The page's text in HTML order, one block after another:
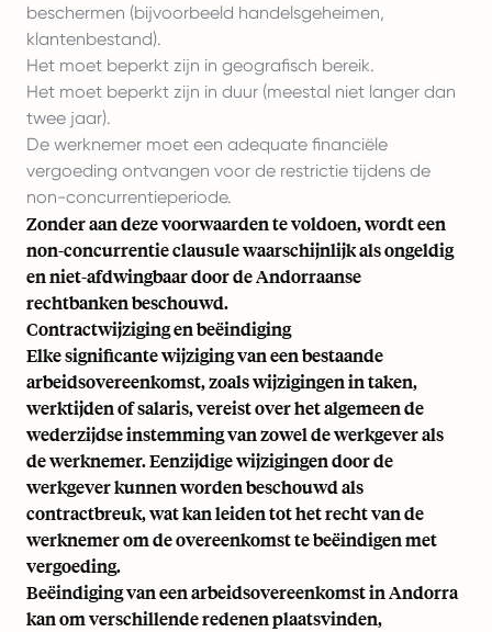
beschermen (bijvoorbeeld handelsgeheimen,
klantenbestand).
Het moet beperkt zijn in geografisch bereik.
Het moet beperkt zijn in duur (meestal niet langer dan
twee jaar).
De werknemer moet een adequate financiële
vergoeding ontvangen voor de restrictie tijdens de
non-concurrentieperiode.
Zonder aan deze voorwaarden te voldoen, wordt een
non-concurrentie clausule waarschijnlijk als ongeldig
en niet-afdwingbaar door de Andorraanse
rechtbanken beschouwd.
Contractwijziging en beëindiging
Elke significante wijziging van een bestaande
arbeidsovereenkomst, zoals wijzigingen in taken,
werktijden of salaris, vereist over het algemeen de
wederzijdse instemming van zowel de werkgever als
de werknemer. Eenzijdige wijzigingen door de
werkgever kunnen worden beschouwd als
contractbreuk, wat kan leiden tot het recht van de
werknemer om de overeenkomst te beëindigen met
vergoeding.
Beëindiging van een arbeidsovereenkomst in Andorra
kan om verschillende redenen plaatsvinden,